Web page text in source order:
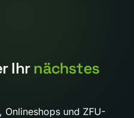
Ihr nächstes
Onlineshops und ZFU-